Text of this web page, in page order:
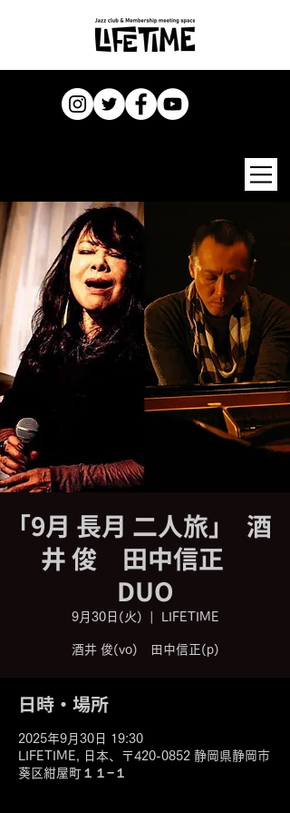
｢9月 長月 二人旅｣ 酒
井 俊 田中信正
DUO
9月30日(火) LIFETIME
酒井 俊(vo) 田中信正(p)
日時・場所
2025年9月30日 19:30
LIFETIME, 日本、〒420-0852 静岡県静岡市
葵区紺屋町１１−１